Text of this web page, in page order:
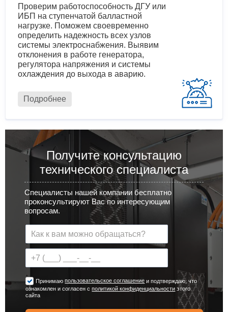
Проверим работоспособность ДГУ или
ИБП на ступенчатой балластной
нагрузке. Поможем своевременно
определить надежность всех узлов
системы электроснабжения. Выявим
отклонения в работе генератора,
регулятора напряжения и системы
охлаждения до выхода в аварию.
Подробнее
Получите консультацию
технического специалиста
Специалисты нашей компании бесплатно
проконсультируют Вас по интересующим
вопросам.
Принимаюпользовательское соглашение и подтверждаю, что
ознакомлен и согласен сполитикой конфиденциальности этого
сайта